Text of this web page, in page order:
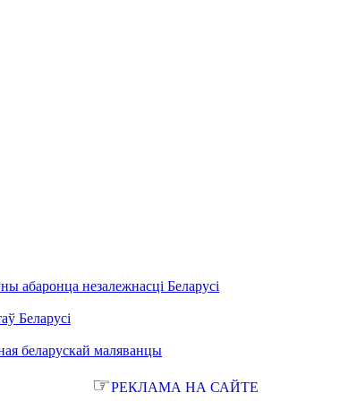
абаронца незалежнасці Беларусі
Беларусі
беларускай маляванцы
☞РЕКЛАМА НА САЙТЕ